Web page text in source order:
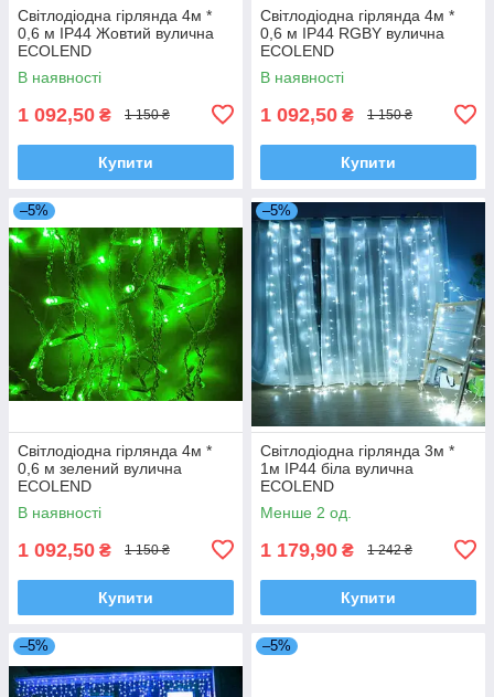
Світлодіодна гірлянда 4м *
0,6 м IP44 Жовтий вулична
ECOLEND
В наявності
1 092,50 ₴ 1 150 ₴
Купити
Світлодіодна гірлянда 4м *
0,6 м IP44 RGBY вулична
ECOLEND
В наявності
1 092,50 ₴ 1 150 ₴
Купити
–5%
Світлодіодна гірлянда 4м *
0,6 м зелений вулична
ECOLEND
В наявності
1 092,50 ₴ 1 150 ₴
Купити
–5%
Світлодіодна гірлянда 3м *
1м IP44 біла вулична
ECOLEND
Менше 2 од.
1 179,90 ₴ 1 242 ₴
Купити
–5% –5%